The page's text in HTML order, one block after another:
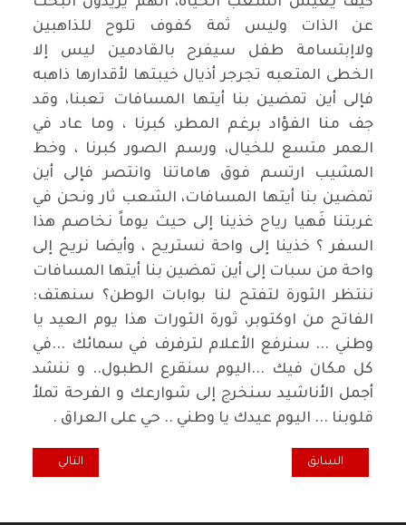
عن الذات وليس ثمة كفوف تلوح للذاهبين
ولاإبتسامة طفل سيفرح بالقادمين ليس إلا
الخطى المتعبه تجرجر أذيال خيبتها لأقدارها ذاهبه
فإلى أين تمضين بنا أيتها المسافات تعبنا، وقد
جف منا الفؤاد برغم المطر، كبرنا ، وما عاد في
العمر متسع للخيال، ورسم الصور كبرنا ، وخط
المشيب ارتسم فوق هاماتنا وانتصر فإلى أين
تمضين بنا أيتها المسافات، الشعب ثار ونحن في
غربتنا فَهيا رياح خذينا إلى حيث يوماً نخاصم هذا
السفر ؟ خذينا إلى واحة نستريح ، وأيضا نريح إلى
واحة من سبات إلى أين تمضين بنا أيتها المسافات
ننتظر الثورة لتفتح لنا بوابات الوطن؟ سنهتف:
الفاتح من اوكتوبر، ثورة الثورات هذا يوم العيد يا
وطني ... سنرفع الأعلام لترفرف في سمائك ...في
كل مكان فيك ...اليوم سنقرع الطبول.. و ننشد
أجمل الأناشيد سنخرج إلى شوارعك و الفرحة تملأ
قلوبنا ... اليوم عيدك يا وطني .. حي على العراق .
المقال السابق: يُقدِّمون الفُتات للمواطنين ويَفْتَرِسون الوطن
السابق المقال التالي:
التالي